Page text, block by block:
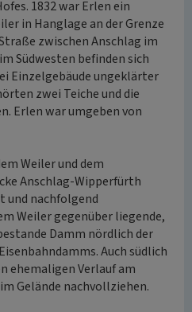
1832 war Erlen ein
in Hanglage an der Grenze
zwischen Anschlag im
Südwesten befinden sich
Einzelgebäude ungeklärter
zwei Teiche und die
Erlen war umgeben von
Weiler und dem
Anschlag-Wipperfürth
und nachfolgend
Weiler gegenüber liegende,
Damm nördlich der
Auch südlich
ehemaligen Verlauf am
Gelände nachvollziehen.